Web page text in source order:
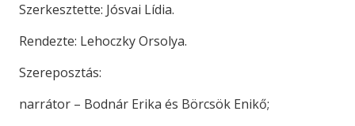
Szerkesztette: Jósvai Lídia.
Rendezte: Lehoczky Orsolya.
Szereposztás:
narrátor – Bodnár Erika és Börcsök Enikő;